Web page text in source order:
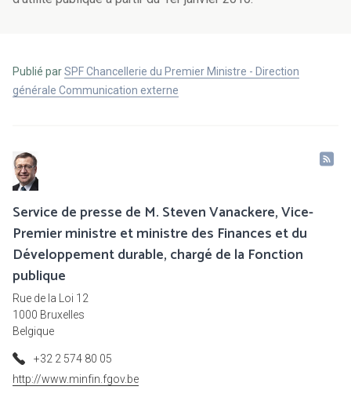
Publié parSPF Chancellerie du Premier Ministre - Direction
générale Communication externe
Service de presse de M. Steven Vanackere, Vice-
Premier ministre et ministre des Finances et du
Développement durable, chargé de la Fonction
publique
Rue de la Loi 12
1000 Bruxelles
Belgique
+32 2 574 80 05
http://www.minfin.fgov.be